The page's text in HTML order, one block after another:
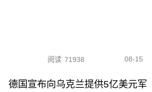
阅读 71938 08-15
德国宣布向乌克兰提供5亿美元军